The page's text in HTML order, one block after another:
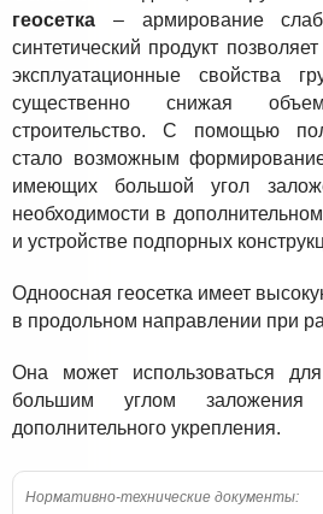
геосетка – армирование
синтетический продукт
эксплуатационные свойства
существенно снижая
строительство. С помощью
стало возможным
имеющих большой угол
необходимости в
и устройстве подпорных
Одноосная геосетка имеет
в продольном направлении при
Она может использоваться
большим углом
дополнительного укрепления.
Нормативно-технические документы: